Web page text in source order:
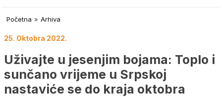
Početna » Arhiva
25. Oktobra 2022.
Uživajte u jesenjim bojama: Toplo i
sunčano vrijeme u Srpskoj
nastaviće se do kraja oktobra